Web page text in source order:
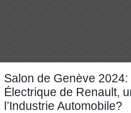
Salon de Genève 2024:
Électrique de Renault,
l’Industrie Automobile?